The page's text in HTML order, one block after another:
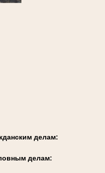
делам:
делам: